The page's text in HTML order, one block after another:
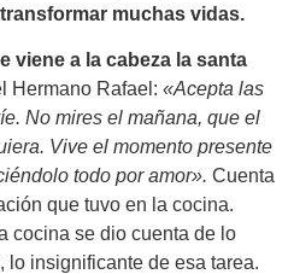
muchas vidas.
viene a la cabeza la santa
Hermano Rafael: «Acepta las
No mires el mañana, que el
Vive el momento presente
todo por amor». Cuenta
que tuvo en la cocina.
cocina se dio cuenta de lo
lo insignificante de esa tarea.